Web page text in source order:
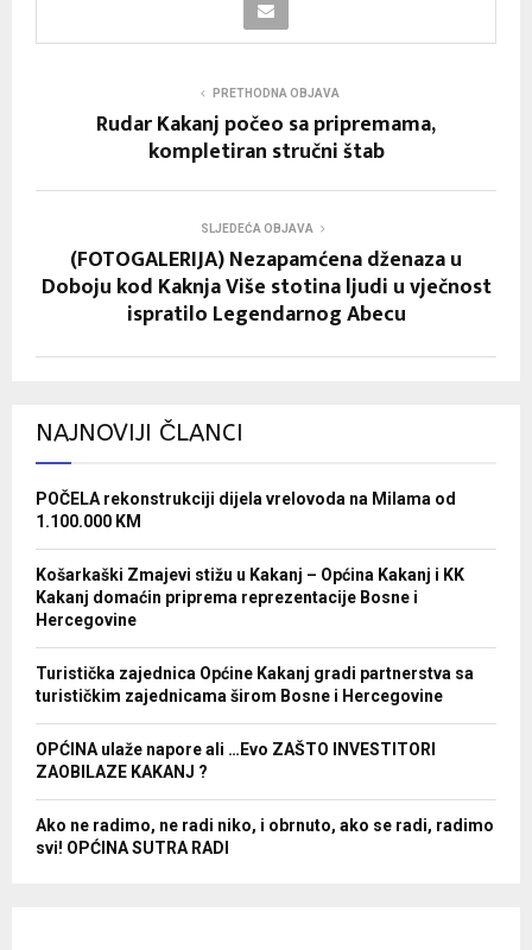
PRETHODNA OBJAVA
Rudar Kakanj počeo sa pripremama,
kompletiran stručni štab
SLJEDEĆA OBJAVA
(FOTOGALERIJA) Nezapamćena dženaza u
Doboju kod Kaknja Više stotina ljudi u vječnost
ispratilo Legendarnog Abecu
NAJNOVIJI ČLANCI
POČELA rekonstrukciji dijela vrelovoda na Milama od
1.100.000 KM
Košarkaški Zmajevi stižu u Kakanj – Općina Kakanj i KK
Kakanj domaćin priprema reprezentacije Bosne i
Hercegovine
Turistička zajednica Općine Kakanj gradi partnerstva sa
turističkim zajednicama širom Bosne i Hercegovine
OPĆINA ulaže napore ali …Evo ZAŠTO INVESTITORI
ZAOBILAZE KAKANJ ?
Ako ne radimo, ne radi niko, i obrnuto, ako se radi, radimo
svi! OPĆINA SUTRA RADI